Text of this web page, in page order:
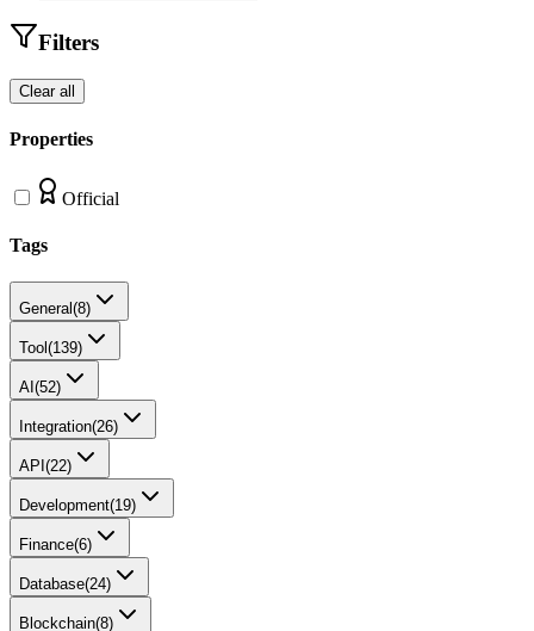
Filters
Clear all
Properties
Official
Tags
General(8)
Tool (139)
AI (52)
Integration(26)
API (22)
Development(19)
Finance(6)
Database(24)
Blockchain(8)